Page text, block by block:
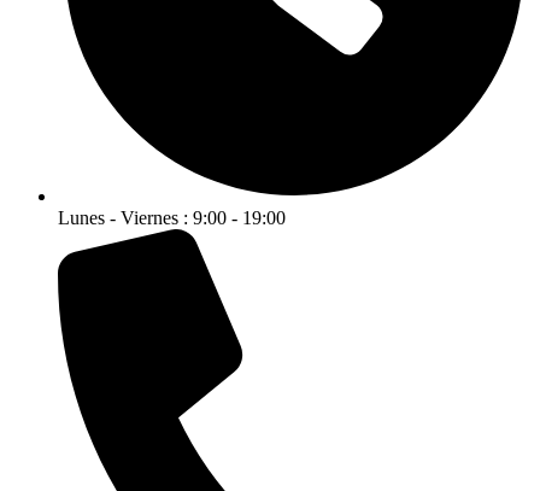
Lunes - Viernes : 9:00 - 19:00